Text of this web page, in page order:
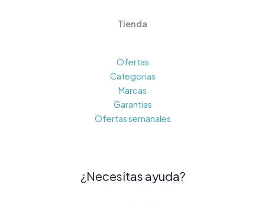
Tienda
Ofertas
Categorias
Marcas
Garantias
Ofertas semanales
¿Necesitas ayuda?